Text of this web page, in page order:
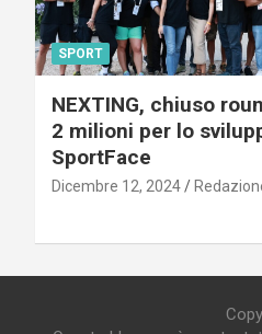
SPORT
NEXTING, chiuso
2 milioni per lo
SportFace
Dicembre 12, 2024